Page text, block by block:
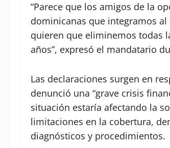
“Parece que los amigos de la
dominicanas que integramos
quieren que eliminemos todas
años”, expresó el mandatario
Las declaraciones surgen en
denunció una “grave crisis
situación estaría afectando la
limitaciones en la cobertura,
diagnósticos y procedimientos.